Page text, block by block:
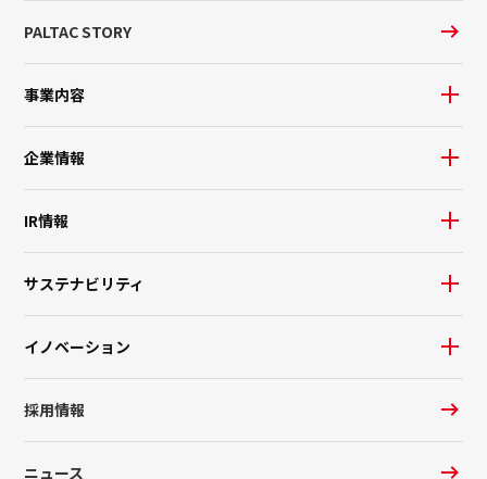
PALTAC STORY
事業内容
企業情報
IR情報
サステナビリティ
イノベーション
採用情報
ニュース